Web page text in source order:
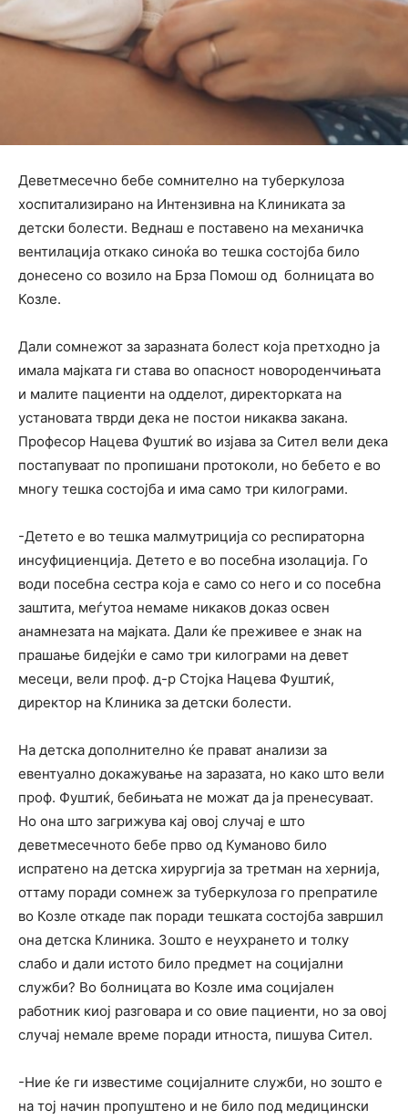
Деветмесечно бебе сомнително на туберкулоза
хоспитализирано на Интензивна на Клиниката за
детски болести. Веднаш е поставено на механичка
вентилација откако синоќа во тешка состојба било
донесено со возило на Брза Помош од болницата во
Козле.
Дали сомнежот за заразната болест која претходно ја
имала мајката ги става во опасност новороденчињата
и малите пациенти на одделот, директорката на
установата тврди дека не постои никаква закана.
Професор Нацева Фуштиќ во изјава за Сител вели дека
постапуваат по пропишани протоколи, но бебето е во
многу тешка состојба и има само три килограми.
-Детето е во тешка малмутриција со респираторна
инсуфициенција. Детето е во посебна изолација. Го
води посебна сестра која е само со него и со посебна
заштита, меѓутоа немаме никаков доказ освен
анамнезата на мајката. Дали ќе преживее е знак на
прашање бидејќи е само три килограми на девет
месеци, вели проф. д-р Стојка Нацева Фуштиќ,
директор на Клиника за детски болести.
На детска дополнително ќе прават анализи за
евентуално докажување на заразата, но како што вели
проф. Фуштиќ, бебињата не можат да ја пренесуваат.
Но она што загрижува кај овој случај е што
деветмесечното бебе прво од Куманово било
испратено на детска хирургија за третман на хернија,
оттаму поради сомнеж за туберкулоза го препратиле
во Козле откаде пак поради тешката состојба завршил
она детска Клиника. Зошто е неухрането и толку
слабо и дали истото било предмет на социјални
служби? Во болницата во Козле има социјален
работник киој разговара и со овие пациенти, но за овој
случај немале време поради итноста, пишува Сител.
-Ние ќе ги известиме социјалните служби, но зошто е
на тој начин пропуштено и не било под медицински